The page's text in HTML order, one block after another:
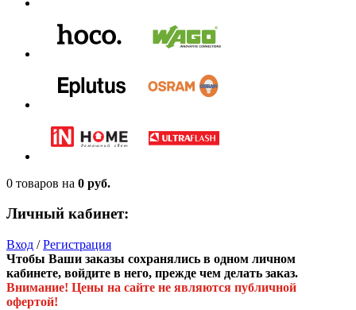
0 товаров на 0 руб.
Личный кабинет:
Вход /Регистрация
Чтобы Ваши заказы сохранялись в одном личном
кабинете, войдите в него, прежде чем делать заказ.
Внимание! Цены на сайте не являются публичной
офертой!